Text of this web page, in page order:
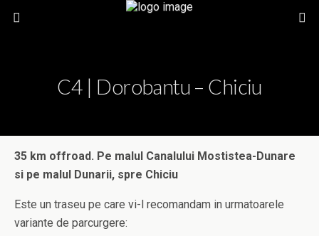
C4 | Dorobantu – Chiciu
35 km offroad. Pe malul Canalului Mostistea-Dunare
si pe malul Dunarii, spre Chiciu
Este un traseu pe care vi-l recomandam in urmatoarele
variante de parcurgere: